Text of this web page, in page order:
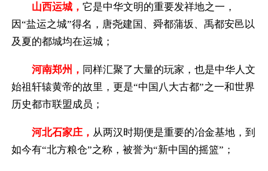
山西运城，它是中华文明的重要发祥地之一，
因“盐运之城”得名，唐尧建国、舜都蒲坂、禹都安邑以
及夏的都城均在运城；
河南郑州， 同样汇聚了大量的玩家，也是中华人文
始祖轩辕黄帝的故里，更是“中国八大古都”之一和世界
历史都市联盟成员；
河北石家庄， 从两汉时期便是重要的冶金基地，到
如今有“北方粮仓”之称，被誉为“新中国的摇篮”；